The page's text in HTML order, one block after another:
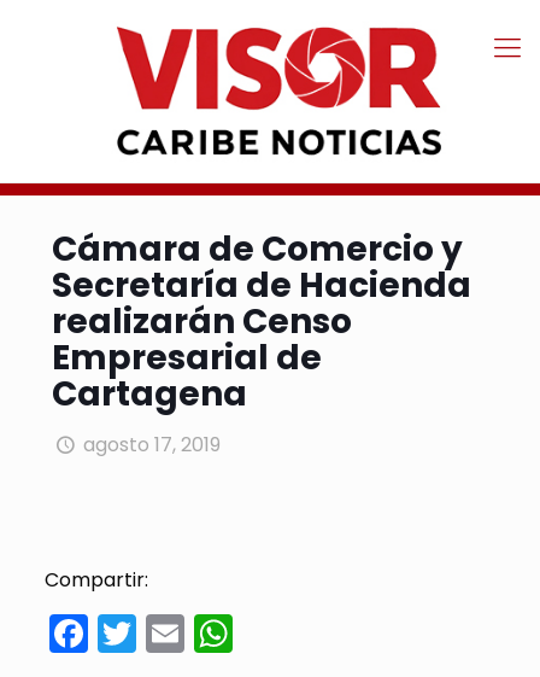
Cámara de Comercio y
Secretaría de Hacienda
realizarán Censo
Empresarial de
Cartagena
agosto 17, 2019
Compartir:
Facebook
Twitter
EmailWhatsApp